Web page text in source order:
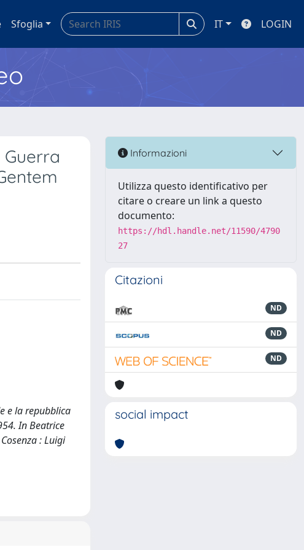
Sfoglia IT LOGIN
e la repubblica
In Beatrice
: Luigi
Informazioni
Utilizza questo identificativo per
citare o creare un link a questo
documento:
https://hdl.handle.net/11590/4790
27
Citazioni
ND
ND
ND
social impact